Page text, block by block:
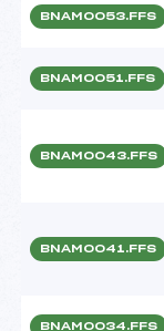
BNAM0053.FFS
BNAM0051.FFS
BNAM0043.FFS
BNAM0041.FFS
BNAM0034.FFS